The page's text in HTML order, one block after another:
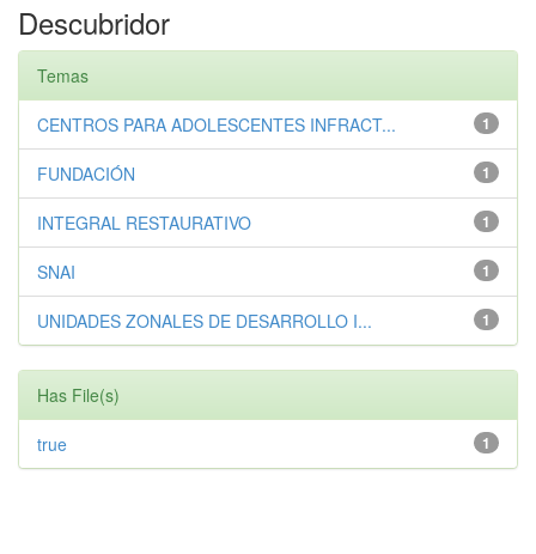
Descubridor
Temas
1
CENTROS PARA ADOLESCENTES INFRACT...
1
FUNDACIÓN
1
INTEGRAL RESTAURATIVO
1
SNAI
1
UNIDADES ZONALES DE DESARROLLO I...
Has File(s)
1
true